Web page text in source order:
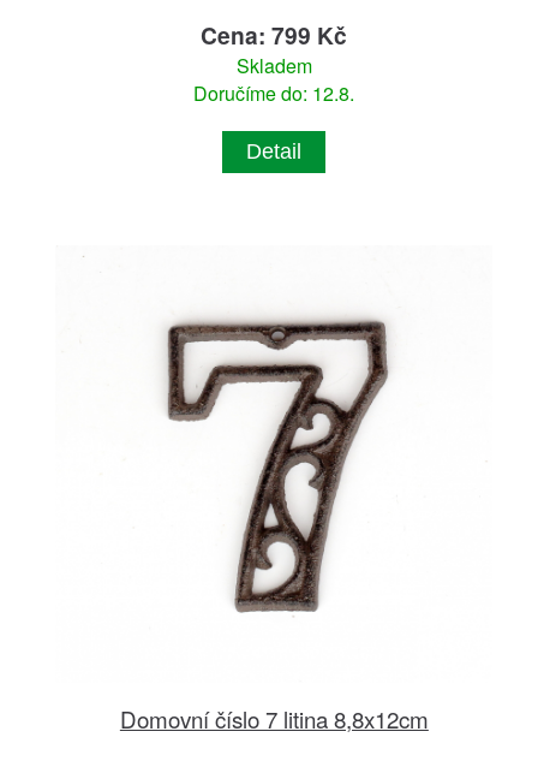
Cena: 799 Kč
Skladem
Doručíme do: 12.8.
Detail
Domovní číslo 7 litina 8,8x12cm